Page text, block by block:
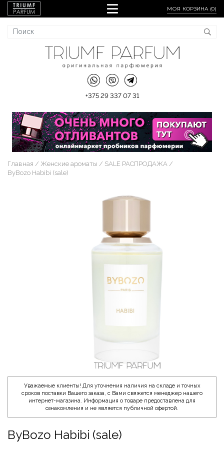
МОЯ КОРЗИНА (0)
+375 29 337 07 31
Главная Женские ароматы
SALE РАСПРОДАЖА
ByBozo Habibi (sale)
Уважаемые клиенты! Для уточнения наличия на складе и точных
сроков поставки Вашего заказа, с Вами свяжется менеджер нашего
интернет-магазина. Информация о товаре предоставлена для
ознакомления и не является публичной офертой.
ByBozo Habibi (sale)